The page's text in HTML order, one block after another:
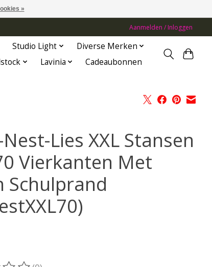
Aanmelden / Inloggen
Studio Light
Diverse Merken
Lavinia Cadeaubonnen
Lies XXL Stansen
Vierkanten Met
Schulprand
»